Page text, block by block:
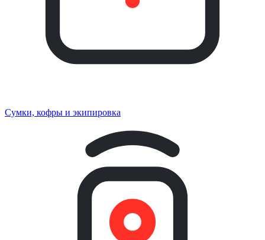
Сумки, кофры и экипировка